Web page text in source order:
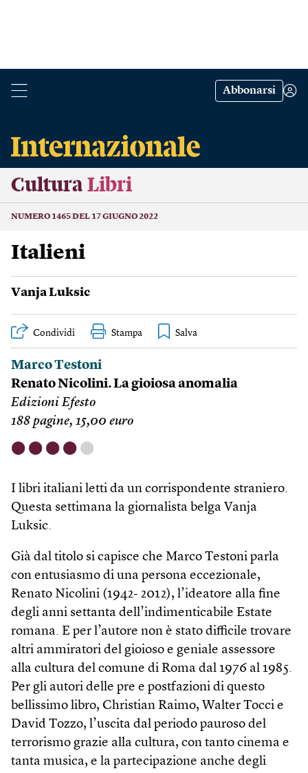
Abbonarsi
Cultura Libri
NUMERO 1465 DEL 17 GIUGNO 2022
Italieni
Vanja Luksic
Condividi Stampa
Marco Testoni
Renato Nicolini. La gioiosa anomalia
Edizioni Efesto
188 pagine, 15,00 euro
⬤ ⬤ ⬤ ⬤ ⬤
I libri italiani letti da un corrispondente straniero.
Questa settimana la giornalista belga Vanja
Luksic.
Già dal titolo si capisce che Marco Testoni parla
con entusiasmo di una persona eccezionale,
Renato Nicolini (1942- 2012), l’ideatore alla fine
degli anni settanta dell’indimenticabile Estate
romana. E per l’autore non è stato difficile trovare
altri ammiratori del gioioso e geniale assessore
alla cultura del comune di Roma dal 1976 al 1985.
Per gli autori delle pre e postfazioni di questo
bellissimo libro, Christian Raimo, Walter Tocci e
David Tozzo, l’uscita dal periodo pauroso del
terrorismo grazie alla cultura, con tanto cinema e
tanta musica, e la partecipazione anche degli